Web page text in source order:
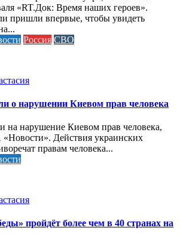
«RT.Док: Время наших героев».
пришли впервые, чтобы увидеть
Россия СВО
о нарушении Киевом прав человека
на нарушение Киевом прав человека,
Действия украинских
правам человека...
пройдёт более чем в 40 странах на